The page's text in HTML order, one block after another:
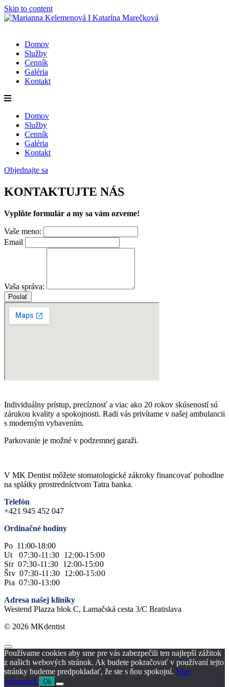
Skip to content
Domov
Služby
Cenník
Galéria
Kontakt
Domov
Služby
Cenník
Galéria
Kontakt
Objednajte sa
KONTAKTUJTE NÁS
Vyplňte formulár a my sa vám ozveme!
Vaše meno:
Email
Vaša správa:
Poslať
Individuálny prístup, precíznosť a viac ako 20 rokov skúseností sú
zárukou kvality a spokojnosti. Radi vás privítame v našej ambulancii
s moderným vybavením.
Parkovanie je možné v podzemnej garaži.
V MK Dentist môžete stomatologické zákroky financovať pohodlne
na splátky prostredníctvom Tatra banka.
Telefón
+421 945 452 047
Ordinačné hodiny
Po 11:00-18:00
Ut 07:30-11:30 12:00-15:00
Str 07:30-11:30 12:00-15:00
Štv 07:30-11:30 12:00-15:00
Pia 07:30-13:00
Adresa našej kliniky
Westend Plazza blok C, Lamačská cesta 3/C Bratislava
© 2026 MKdentist
Používame cookies aby sme pre vás zabezpečili ten najlepší zážitok
z našich webových stránok. Ak budete pokračovať v používaní tejto
stránky budeme predpokladať, že ste s ňou spokojní. Viac
informácií. Ok